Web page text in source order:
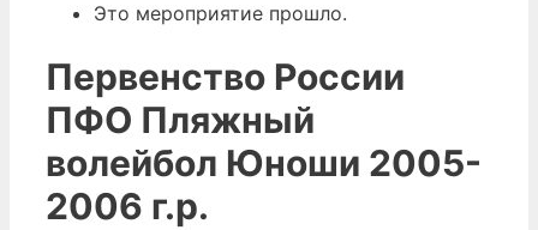
Это мероприятие прошло.
Первенство России
ПФО Пляжный
волейбол Юноши 2005-
2006 г.р.